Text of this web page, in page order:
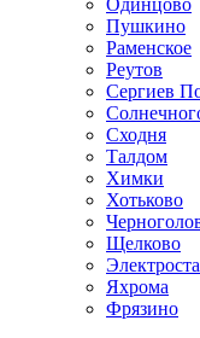
Одинцово
Пушкино
Раменское
Реутов
Сергиев
Сходня
Талдом
Химки
Хотьково
Щелково
Яхрома
Фрязино